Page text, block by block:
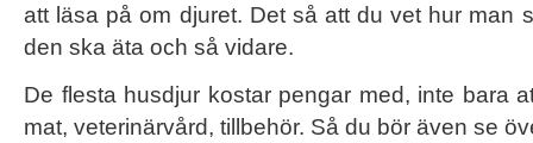
att läsa på om djuret. Det så att du vet hur man
den ska äta och så vidare.
De flesta husdjur kostar pengar med, inte bara
mat, veterinärvård, tillbehör. Så du bör även se